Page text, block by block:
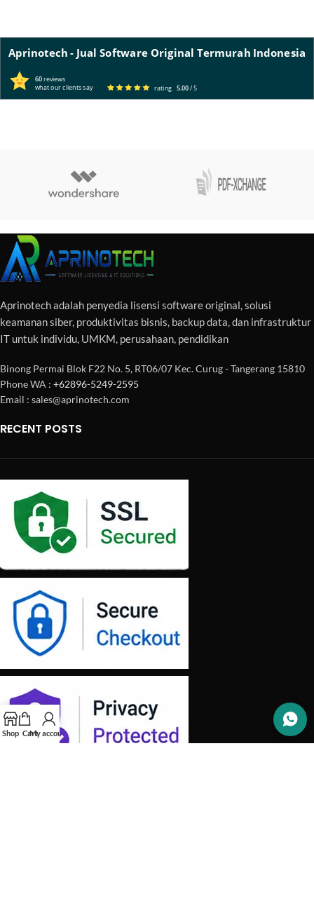
Aprinotech - Jual Software Original Termurah Indonesia
60reviews
what our clients say
rating 5.00/ 5
Aprinotech adalah penyedia lisensi software original, solusi
keamanan siber, produktivitas bisnis, backup data, dan infrastruktur
IT untuk individu, UMKM, perusahaan, pendidikan
Binong Permai Blok F22 No. 5, RT06/07 Kec. Curug - Tangerang 15810
Phone WA : +62896-5249-2595
Email : sales@aprinotech.com
RECENT POSTS
Shop CartMy account